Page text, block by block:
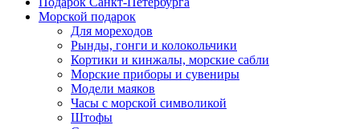
Морской подарок
Для мореходов
Рынды, гонги и колокольчики
Кортики и кинжалы, морские сабли
Морские приборы и сувениры
Модели маяков
Часы с морской символикой
Штофы